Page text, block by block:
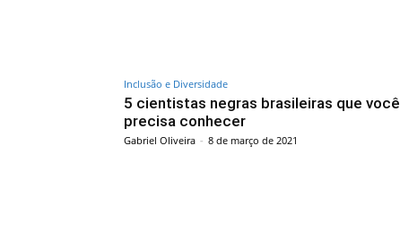
Inclusão e Diversidade
5 cientistas negras brasileiras que você
precisa conhecer
Gabriel Oliveira - 8 de março de 2021